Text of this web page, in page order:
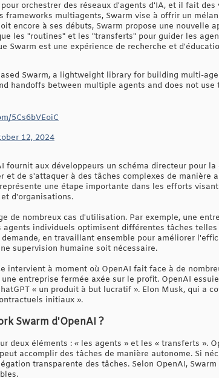
orchestrer des réseaux d'agents d'IA, et il fait des
frameworks multiagents, Swarm vise à offrir un
encore à ses débuts, Swarm propose une nouvelle
les "routines" et les "transferts" pour guider les
Swarm est une expérience de recherche et
Swarm, a lightweight library for building multi-
handoffs between multiple agents and does not use
5Cs6bVEoiC
12, 2024
fournit aux développeurs un schéma directeur pour
et de s'attaquer à des tâches complexes de manière
une étape importante dans les efforts
d'organisations.
de nombreux cas d'utilisation. Par exemple, une
individuels optimisent différentes tâches
en travaillant ensemble pour améliorer
supervision humaine soit nécessaire.
intervient à moment où OpenAI fait face à de
entreprise fermée axée sur le profit. OpenAI
« un produit à but lucratif ». Elon Musk, qui a
initiaux ».
Swarm d'OpenAI ?
deux éléments : « les agents » et les « transferts ».
accomplir des tâches de manière autonome. Si
transparente des tâches. Selon OpenAI,